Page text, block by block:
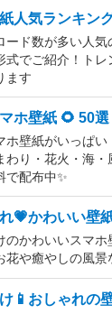
人気ランキン
ード数が多い人
式でご紹介！トレ
ます
ホ壁紙 🌻 50選
ホ壁紙がいっぱ
わり・花火・海
で配布中✨
💗かわいい壁
のかわいいスマホ
花や癒やしの風景
📱おしゃれの